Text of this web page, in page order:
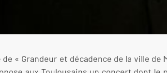
« Grandeur et décadence de la ville